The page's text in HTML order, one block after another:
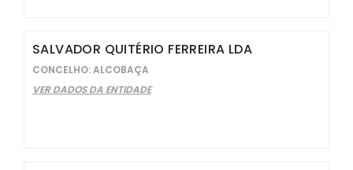
SALVADOR QUITÉRIO FERREIRA LDA
CONCELHO: ALCOBAÇA
VER DADOS DA ENTIDADE